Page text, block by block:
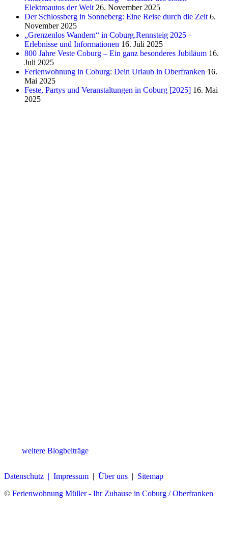
Elektroautos der Welt 26. November 2025
Der Schlossberg in Sonneberg: Eine Reise durch die Zeit 6.
November 2025
„Grenzenlos Wandern“ in Coburg.Rennsteig 2025 –
Erlebnisse und Informationen 16. Juli 2025
800 Jahre Veste Coburg – Ein ganz besonderes Jubiläum 16.
Juli 2025
Ferienwohnung in Coburg: Dein Urlaub in Oberfranken 16.
Mai 2025
Feste, Partys und Veranstaltungen in Coburg [2025] 16. Mai
2025
weitere Blogbeiträge
Datenschutz | Impressum | Über uns | Sitemap
© Ferienwohnung Müller - Ihr Zuhause in Coburg / Oberfranken